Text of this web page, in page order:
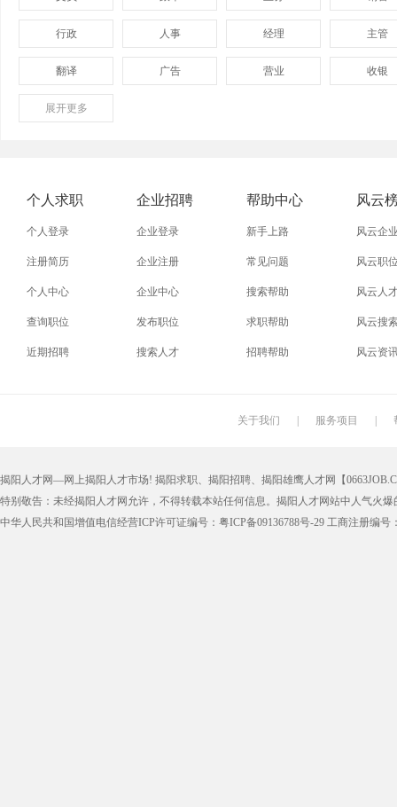
行政 人事 经理 主管
翻译 广告 营业 收银
保险
展开更多
个人求职
个人登录
注册简历
个人中心
查询职位
近期招聘
企业招聘
企业登录
企业注册
企业中心
发布职位
搜索人才
帮助中心
新手上路
常见问题
搜索帮助
求职帮助
招聘帮助
风云
风云企
风云职
风云人
风云搜
风云资
关于我们 服务项目
揭阳人才网—网上揭阳人才市场! 揭阳求职、揭阳招聘、揭阳雄鹰人才网【
特别敬告：未经揭阳人才网允许，不得转载本站任何信息。揭阳人才网站中人气火
中华人民共和国增值电信经营ICP许可证编号：粤ICP备09136788号-29 工商注册编号